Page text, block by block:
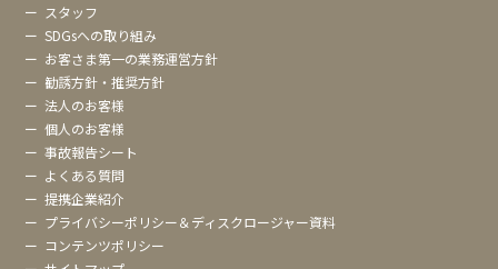
ー スタッフ
ーSDGsへの取り組み
ー お客さま第一の業務運営方針
ー 勧誘方針・推奨方針
ー法人のお客様
ー個人のお客様
ー事故報告シート
ー よくある質問
ー提携企業紹介
ー プライバシーポリシー＆ディスクロージャー資料
ー コンテンツポリシー